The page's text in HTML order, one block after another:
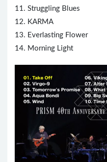
11. Struggling Blues
12. KARMA
13. Everlasting Flower
14. Morning Light